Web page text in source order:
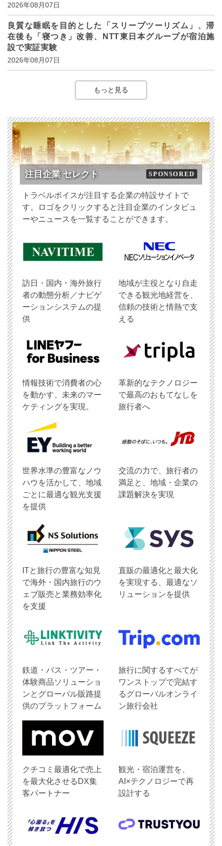
2026年08月07日
良質な睡眠を目的とした「スリープツーリズム」、滞
在後も「寝つき」改善、NTT東日本グループが宿泊施
設で実証実験
2026年08月07日
もっと見る
注目企業 セレクト SPONSORED
トラベルボイスが注目する企業の特設サイトで
す。ロゴをクリックすると注目企業のインタビュ
ーやニュースを一覧することができます。
訪日・国内・海外旅行
者の動態分析／ナビゲ
ーションシステムの提
供
地域が主役となり自走
できる観光地経営を、
信頼の技術と情熱で支
える
情報技術で消費者の心
を動かす、未来のマー
ケティングを実現。
革新的なテクノロジー
で最高のおもてなしを
旅行者へ
世界水準の豊富なノウ
ハウを活かして、地域
ごとに最適な観光支援
を提供
交流の力で、旅行者の
満足と、地域・企業の
課題解決を実現
ITと旅行の豊富な知見
で海外・国内旅行のウ
ェブ販売と業務効率化
を支援
直販の最適化と最大化
を実現する、最適なソ
リューションを提供
鉄道・バス・ツアー・
体験商品ソリューショ
ンとグローバル販路提
供のプラットフォーム
旅行に関するすべてが
ワンストップで完結す
るグローバルオンライ
ン旅行会社
クチコミ最適化で売上
を最大化させるDX集
客パートナー
観光・宿泊運営を、
AI×テクノロジーで再
設計する